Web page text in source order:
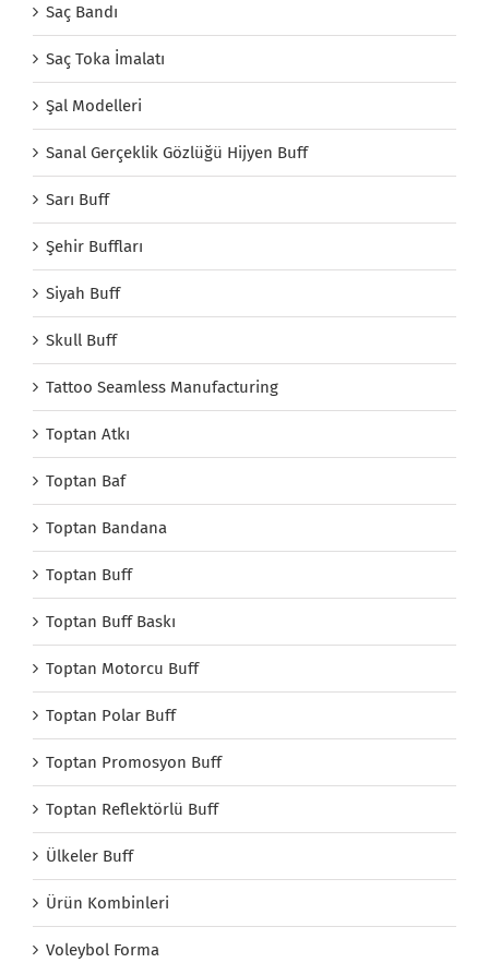
Saç Bandı
Saç Toka İmalatı
Şal Modelleri
Sanal Gerçeklik Gözlüğü Hijyen Buff
Sarı Buff
Şehir Buffları
Siyah Buff
Skull Buff
Tattoo Seamless Manufacturing
Toptan Atkı
Toptan Baf
Toptan Bandana
Toptan Buff
Toptan Buff Baskı
Toptan Motorcu Buff
Toptan Polar Buff
Toptan Promosyon Buff
Toptan Reflektörlü Buff
Ülkeler Buff
Ürün Kombinleri
Voleybol Forma